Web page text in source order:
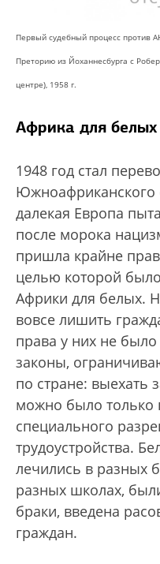
Первый судебный процесс против
Преторию из Йоханнесбурга с
центре), 1958 г.
Африка для белых
1948 год стал
Южноафриканского
далекая Европа
после морока
пришла крайне
целью которой
Африки для белых.
вовсе лишить
права у них не
законы,
по стране: выехать
можно было только
специального
трудоустройства.
лечились в разных
разных школах,
браки, введена
граждан.